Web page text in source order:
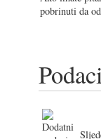
pobrinuti da